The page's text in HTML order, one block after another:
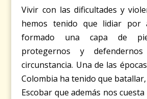
Vivir con las dificultades y
hemos tenido que lidiar por
formado una capa de
protegernos y
circunstancia. Una de las
Colombia ha tenido que
Escobar que además nos